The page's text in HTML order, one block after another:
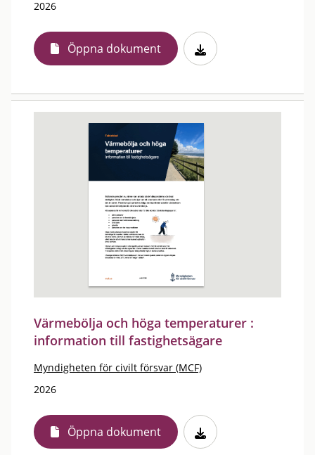
2026
Öppna dokument
Värmebölja och höga temperaturer :
information till fastighetsägare
Myndigheten för civilt försvar (MCF)
2026
Öppna dokument